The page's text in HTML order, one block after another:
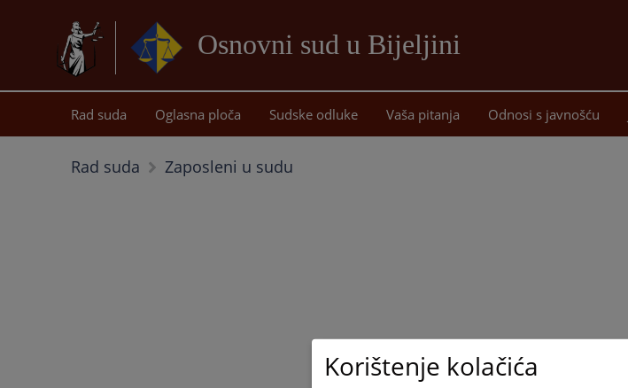
Osnovni sud u Bijeljini
sadržaj
Rad suda Oglasna ploča Sudske odluke Vaša pitanja Odnosi s javnošću
Rad suda Zaposleni u sudu
Korištenje kolačića